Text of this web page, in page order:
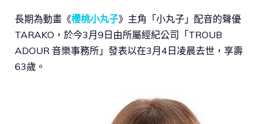
長期為動畫《櫻桃小丸子》主角「小丸子」配音的聲優
TARAKO，於今3月9日由所屬經紀公司「TROUB
ADOUR 音樂事務所」發表以在3月4日凌晨去世，享壽
63歲。